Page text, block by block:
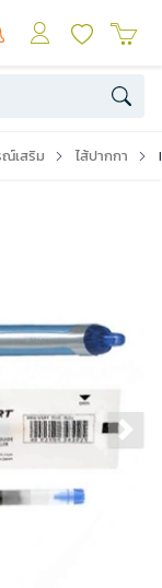
ณ์เสริม ไส้ปากกา